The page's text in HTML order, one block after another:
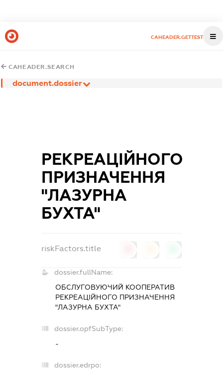
CAHEADER.GETTEST
CAHEADER.SEARCH
document.dossier
РЕКРЕАЦІЙНОГО
ПРИЗНАЧЕННЯ
"ЛАЗУРНА
БУХТА"
riskFactors.title
dossier.fullName:
ОБСЛУГОВУЮЧИЙ КООПЕРАТИВ
РЕКРЕАЦІЙНОГО ПРИЗНАЧЕННЯ
"ЛАЗУРНА БУХТА"
dossier.opfSubType:
-
dossier.edrpo: